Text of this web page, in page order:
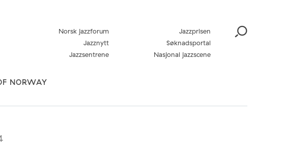
NORWAY
Norsk jazzforum
Jazzprisen
Jazznytt
Søknadsportal
Jazzsentrene
Nasjonal jazzscene